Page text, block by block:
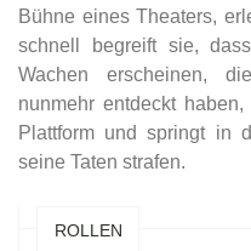
Bühne eines Theaters,
schnell begreift sie,
Wachen erscheinen,
nunmehr entdeckt
Plattform und springt in
seine Taten strafen.
ROLLEN